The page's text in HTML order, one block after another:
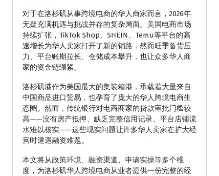
对于在洛杉矶从事跨境电商的华人商家而言，2026年
无疑充满机遇与挑战并存的复杂局面。美国电商市场
持续扩张，TikTok Shop、SHEIN、Temu等平台的高
速增长为华人卖家打开了新的销路，然而旺季备货压
力、平台账期拉长、仓储成本攀升，也让众多华人商
家的资金链绷紧。
洛杉矶港作为美国最大的集装箱港，承载着大量来自
中国商品进口贸易，也孕育了庞大的华人跨境电商生
态圈。然而，传统银行对电商商家的贷款审批门槛较
高——没有房产抵押、缺乏完整信用记录、平台店铺流
水难以核实——这些现实问题让许多华人卖家在扩大经
营时遭遇融资难题。
本文将从政策环境、融资渠道、申请实操等多个维
度，为洛杉矶华人跨境电商从业者提供一份完整的经